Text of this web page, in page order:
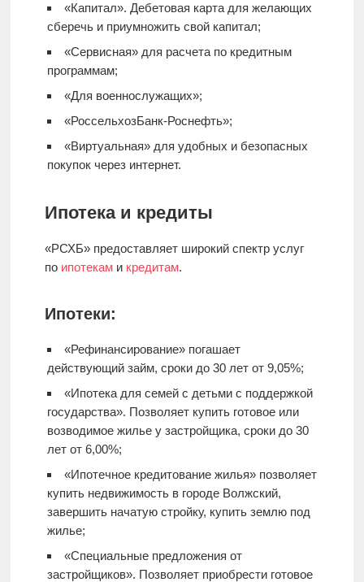
«Капитал». Дебетовая картадля желающих
сберечь и приумножить свой капитал;
«Сервисная» для расчета по кредитным
программам;
«Для военнослужащих»;
«РоссельхозБанк-Роснефть»;
«Виртуальная» для удобных и безопасных
покупок через интернет.
Ипотека и кредиты
«РСХБ» предоставляет широкий спектр услуг
по ипотеками кредитам.
Ипотеки:
«Рефинансирование» погашает
действующий займ, сроки до 30 лет от 9,05%;
«Ипотека для семей с детьми с поддержкой
государства». Позволяет купить готовое или
возводимое жилье у застройщика, сроки до 30
лет от 6,00%;
«Ипотечное кредитование жилья» позволяет
купить недвижимость в городе Волжский,
завершить начатую стройку, купить землю под
жилье;
«Специальные предложения от
застройщиков». Позволяет приобрести готовое